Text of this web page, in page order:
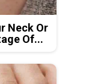
Neck Or
Of...